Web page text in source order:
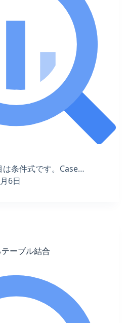
は条件式です。Case…
6日
ーブル結合